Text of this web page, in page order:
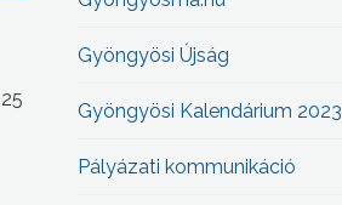
Gyöngyösi Újság
Gyöngyösi Kalendárium 2023
Pályázati kommunikáció